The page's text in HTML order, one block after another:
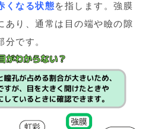
くなる状態を指します。強膜
あり、通常は目の端や瞼の隙
です。